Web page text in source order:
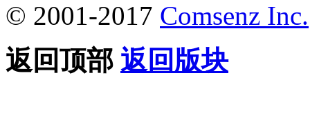
© 2001-2017 Comsenz Inc.
返回顶部 返回版块